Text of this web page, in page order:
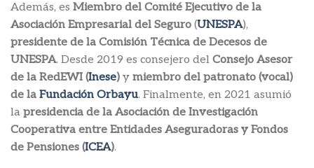
Además, es Miembro del Comité Ejecutivo de la
Asociación Empresarial del Seguro (UNESPA),
presidente de la Comisión Técnica de Decesos de
UNESPA. Desde 2019 es consejero del Consejo Asesor
de la RedEWI (Inese) y miembro del patronato (vocal)
de la Fundación Orbayu. Finalmente, en 2021 asumió
la presidencia de la Asociación de Investigación
Cooperativa entre Entidades Aseguradoras y Fondos
de Pensiones (ICEA).